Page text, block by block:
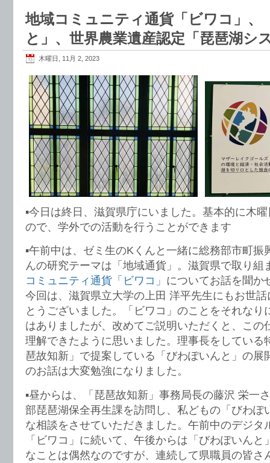
地域コミュニティ通貨「ビワコ」、
と」、世界農業遺産認定「琵琶湖シ
木曜日, 11月 2, 2023
▪️今日は終日、滋賀県庁にいました。基本的に木
ので、学外での活動を行うことができます
▪️午前中は、ゼミ生のKくんと一緒に総務部市町振
んの研究テーマは「地域通貨」。滋賀県で取り組
コミュニティ通貨「ビワコ」 についてお話を聞か
今回は、滋賀県立大学の上田 洋平先生にもお世
とうございました。「ビワコ」のことをそれなり
はありましたが、改めてご説明いただくと、この
理解できたように思いました。理事長をしている
琶故知新」で提案している「びわぽいんと」の展
のお話は大変勉強になりました。
▪️昼からは、「琵琶故知新」事務局長の藤沢 栄一
部琵琶湖保全再生課を訪問し、私どもの「びわぽ
な相談をさせていただきました。午前中のデジタ
「ビワコ」に続いて、午後からは「びわぽいん
なことは偶然なのですが、連続して県職員の皆さ